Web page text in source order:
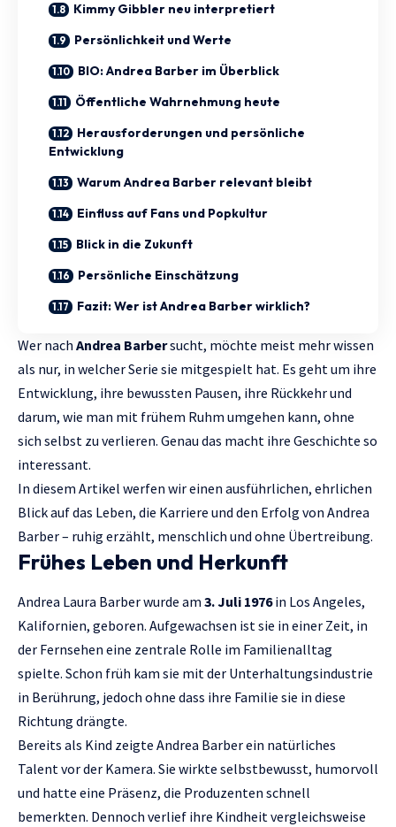
Kimmy Gibbler neu interpretiert
Persönlichkeit und Werte
BIO: Andrea Barber im Überblick
Öffentliche Wahrnehmung heute
Herausforderungen und persönliche
Entwicklung
Warum Andrea Barber relevant bleibt
Einfluss auf Fans und Popkultur
Blick in die Zukunft
Persönliche Einschätzung
Fazit: Wer ist Andrea Barber wirklich?
Wer nach Andrea Barbersucht, möchte meist mehr wissen
als nur, in welcher Serie sie mitgespielt hat. Es geht um ihre
Entwicklung, ihre bewussten Pausen, ihre Rückkehr und
darum, wie man mit frühem Ruhm umgehen kann, ohne
sich selbst zu verlieren. Genau das macht ihre Geschichte so
interessant.
In diesem Artikel werfen wir einen ausführlichen, ehrlichen
Blick auf das Leben, die Karriere und den Erfolg von Andrea
Barber – ruhig erzählt, menschlich und ohne Übertreibung.
Frühes Leben und Herkunft
Andrea Laura Barber wurde am 3. Juli 1976in Los Angeles,
Kalifornien, geboren. Aufgewachsen ist sie in einer Zeit, in
der Fernsehen eine zentrale Rolle im Familienalltag
spielte. Schon früh kam sie mit der Unterhaltungsindustrie
in Berührung, jedoch ohne dass ihre Familie sie in diese
Richtung drängte.
Bereits als Kind zeigte Andrea Barber ein natürliches
Talent vor der Kamera. Sie wirkte selbstbewusst, humorvoll
und hatte eine Präsenz, die Produzenten schnell
bemerkten. Dennoch verlief ihre Kindheit vergleichsweise